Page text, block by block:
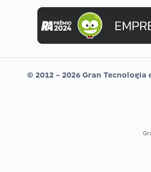
Concurso MPU
Editais publicados
© 2012 - 2026 Gran Tecnologia